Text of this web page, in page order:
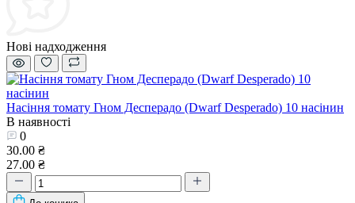
Нові надходження
Насіння томату Гном Десперадо (Dwarf Desperado) 10 насінин
В наявності
0
30.00 ₴
27.00 ₴